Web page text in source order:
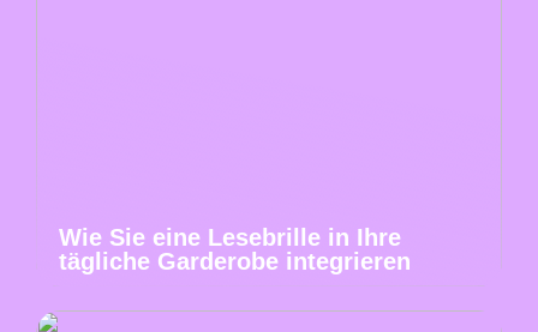
Wie Sie eine Lesebrille in Ihre
tägliche Garderobe integrieren